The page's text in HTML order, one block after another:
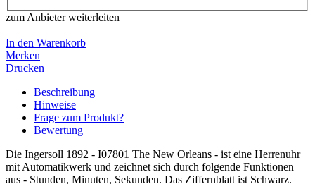
zum Anbieter weiterleiten
In den Warenkorb
Merken
Drucken
Beschreibung
Hinweise
Frage zum Produkt?
Bewertung
Die Ingersoll 1892 - I07801 The New Orleans - ist eine Herrenuhr
mit Automatikwerk und zeichnet sich durch folgende Funktionen
aus - Stunden, Minuten, Sekunden. Das Ziffernblatt ist Schwarz.